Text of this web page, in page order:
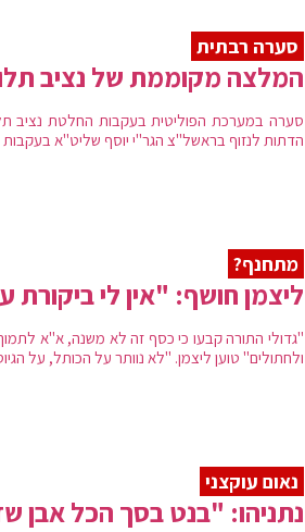
סערה רבתית
המלצה מקוממת של נציב
סערה במערכת הפוליטית בעקבות החלטת נציב
הדתות לנזוף בראשל"צ הגר"י יוסף שליט"א בעקבות
מתחנף?
ליצמן חושף: "אין לי
"גדולי התורה קבעו כי כסף זה לא משנה, א"א
ולחתולים" טוען ליצמן. "לא נוותר על הכותל, על
נאום עוקצני
נתניהו: "בנט בסך הכל אבן